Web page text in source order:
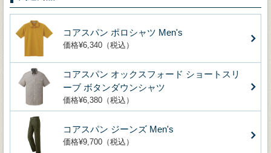
コアスパン ポロシャツ Men's
価格¥6,340（税込）
コアスパン オックスフォード ショートスリ
ーブ ボタンダウンシャツ
価格¥6,380（税込）
コアスパン ジーンズ Men's
価格¥9,700（税込）